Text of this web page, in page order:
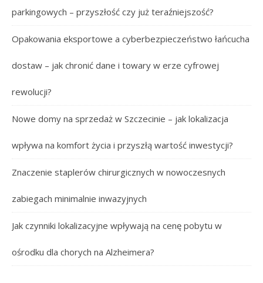
parkingowych – przyszłość czy już teraźniejszość?
Opakowania eksportowe a cyberbezpieczeństwo łańcucha
dostaw – jak chronić dane i towary w erze cyfrowej
rewolucji?
Nowe domy na sprzedaż w Szczecinie – jak lokalizacja
wpływa na komfort życia i przyszłą wartość inwestycji?
Znaczenie staplerów chirurgicznych w nowoczesnych
zabiegach minimalnie inwazyjnych
Jak czynniki lokalizacyjne wpływają na cenę pobytu w
ośrodku dla chorych na Alzheimera?